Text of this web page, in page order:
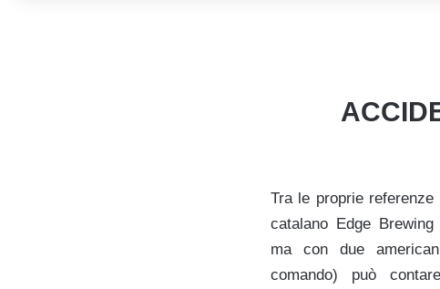
Tra le proprie
catalano Edge
ma con due
comando) può